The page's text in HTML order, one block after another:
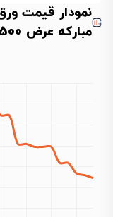
مبارکه عرض 1500×6000